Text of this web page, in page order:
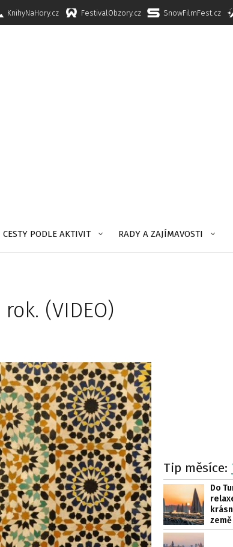
KnihyNaHory.cz FestivalObzory.cz SnowFilmFest.cz
CESTY PODLE AKTIVIT RADY A ZAJÍMAVOSTI
(VIDEO)
Tip měsíce:
Do
země